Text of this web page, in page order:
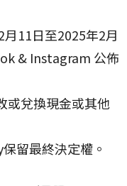
11日至2025年2月
& Instagram 公佈
或兌換現金或其他
留最終決定權。